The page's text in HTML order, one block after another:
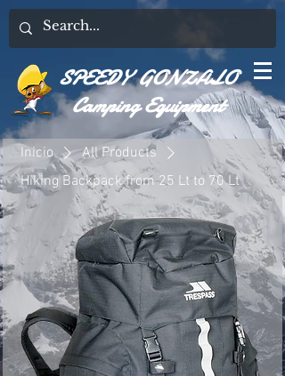
SPEEDY GONZALO
Camping Equipment
Inicio
All Products
Hiking Backpack from 25 Lt to 70 Lt